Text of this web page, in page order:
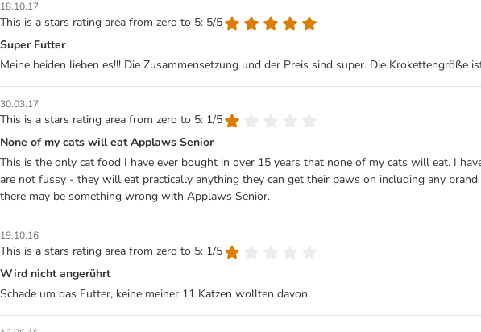
18.10.17
This is a stars rating area from zero to 5: 5/5
Super Futter
Meine beiden lieben es!!! Die Zusammensetzung und der Preis sind super. Die
30.03.17
This is a stars rating area from zero to 5: 1/5
None of my cats will eat Applaws Senior
This is the only cat food I have ever bought in over 15 years that none of my cats will eat. I
are not fussy - they will eat practically anything they can get their paws on including any
there may be something wrong with Applaws Senior.
19.10.16
This is a stars rating area from zero to 5: 1/5
Wird nicht angerührt
Schade um das Futter, keine meiner 11 Katzen wollten davon.